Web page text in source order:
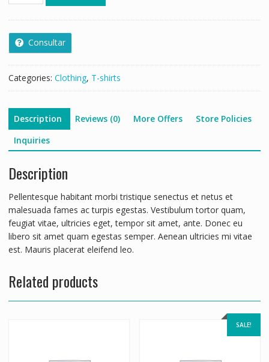
Consultar
Categories: Clothing, T-shirts
Description Reviews (0) More Offers
Store Policies
Inquiries
Description
Pellentesque habitant morbi tristique senectus et netus et
malesuada fames ac turpis egestas. Vestibulum tortor quam,
feugiat vitae, ultricies eget, tempor sit amet, ante. Donec eu
libero sit amet quam egestas semper. Aenean ultricies mi vitae
est. Mauris placerat eleifend leo.
Related products
SALE!